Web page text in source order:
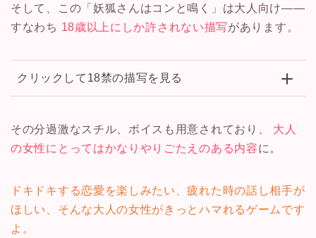
そして、この「妖狐さんはコンと鳴く」は大人向け――
すなわち 18歳以上にしか許されない描写があります。
クリックして18禁の描写を見る
その分過激なスチル、ボイスも用意されており、
大人
の女性にとってはかなりやりごたえのある内容に。
ドキドキする恋愛を楽しみたい、疲れた時の話し相手が
ほしい、そんな大人の女性がきっとハマれるゲームです
よ。